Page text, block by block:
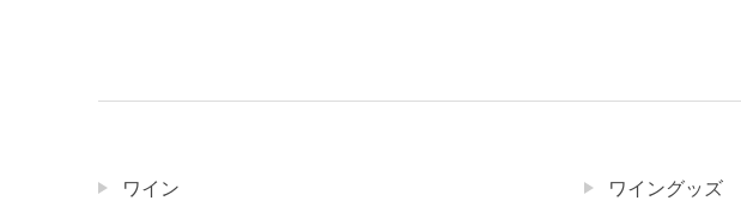
ワイン ワイングッズ